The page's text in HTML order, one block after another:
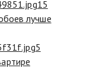
15
лучше
5